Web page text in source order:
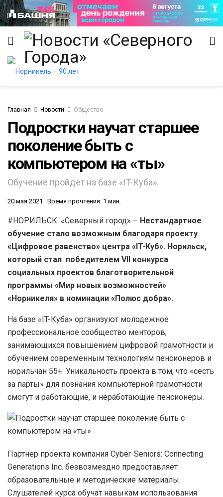
Главная Новости Общество
Подростки научат старшее
поколение быть с
компьютером на «ты»
Обучение пройдет на базе «IT-Куба».
20 мая 2021 Время прочтения: 1 мин.
#НОРИЛЬСК. «Северный город» – Нестандартное
обучение стало возможным благодаря проекту
«Цифровое равенство» центра «IT-Куб». Норильск,
который стал победителем VII конкурса
социальных проектов благотворительной
программы «Мир новых возможностей»
«Норникеля» в номинации «Полюс добра».
На базе «IT-Куба» организуют молодежное
профессиональное сообщество менторов,
занимающихся повышением цифровой грамотности и
обучением современным технологиям пенсионеров и
норильчан 55+. Уникальность проекта в том, что «сесть
за парты» для познания компьютерной грамотности
смогут и работающие, и неработающие пенсионеры.
Партнер проекта компания Cyber-Seniors: Connecting
Generations Inc. безвозмездно предоставляет
образовательные и методические материалы.
Слушателей курса обучат навыкам использования